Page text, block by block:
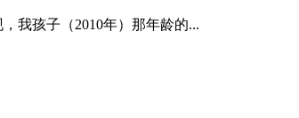
我孩子（2010年）那年龄的...